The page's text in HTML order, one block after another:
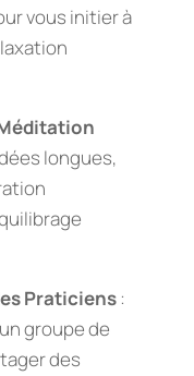
vous initier à
longues,
Praticiens:
groupe de
des